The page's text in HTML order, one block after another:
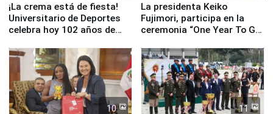
¡La crema está de fiesta!
Universitario de Deportes
celebra hoy 102 años de
La presidenta Keiko
Fujimori, participa en la
ceremonia “One Year To Go
10 11